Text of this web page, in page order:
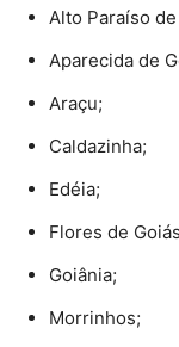
Alto Paraíso de
Aparecida de
Araçu;
Caldazinha;
Edéia;
Flores de
Goiânia;
Morrinhos;